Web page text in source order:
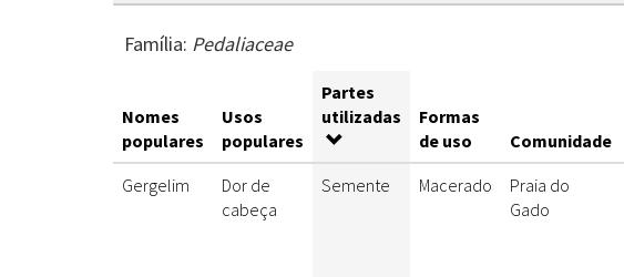
Família: Pedaliaceae
Nomes
populares
Usos
populares
Partes
utilizadas
Formas
de uso
Comunidade
Gergelim
Dor de
cabeça
Semente Macerado
Praia do
Gado